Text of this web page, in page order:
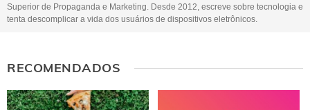
Superior de Propaganda e Marketing. Desde 2012, escreve sobre tecnologia e
tenta descomplicar a vida dos usuários de dispositivos eletrônicos.
RECOMENDADOS